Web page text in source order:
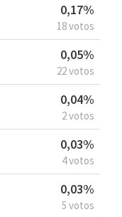
0,17%
18 votos
0,05%
22 votos
0,04%
2 votos
0,03%
4 votos
0,03%
5 votos